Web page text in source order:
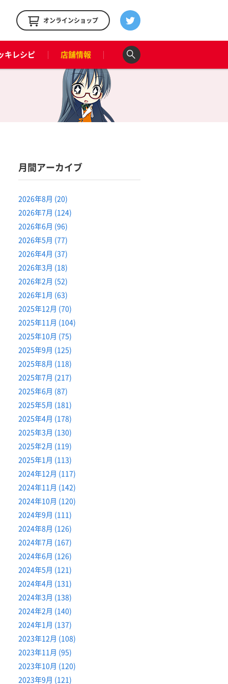
オンラインショップ
キレシピ 店舗情報
月間アーカイブ
2026年8月 (20)
2026年7月 (124)
2026年6月 (96)
2026年5月 (77)
2026年4月 (37)
2026年3月 (18)
2026年2月 (52)
2026年1月 (63)
2025年12月 (70)
2025年11月 (104)
2025年10月 (75)
2025年9月 (125)
2025年8月 (118)
2025年7月 (217)
2025年6月 (87)
2025年5月 (181)
2025年4月 (178)
2025年3月 (130)
2025年2月 (119)
2025年1月 (113)
2024年12月 (117)
2024年11月 (142)
2024年10月 (120)
2024年9月 (111)
2024年8月 (126)
2024年7月 (167)
2024年6月 (126)
2024年5月 (121)
2024年4月 (131)
2024年3月 (138)
2024年2月 (140)
2024年1月 (137)
2023年12月 (108)
2023年11月 (95)
2023年10月 (120)
2023年9月 (121)